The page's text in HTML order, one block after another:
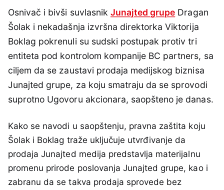
Osnivač i bivši suvlasnik Junajted grupe Dragan
Šolak i nekadašnja izvršna direktorka Viktorija
Boklag pokrenuli su sudski postupak protiv tri
entiteta pod kontrolom kompanije BC partners, sa
ciljem da se zaustavi prodaja medijskog biznisa
Junajted grupe, za koju smatraju da se sprovodi
suprotno Ugovoru akcionara, saopšteno je danas.
Kako se navodi u saopštenju, pravna zaštita koju
Šolak i Boklag traže uključuje utvrđivanje da
prodaja Junajted medija predstavlja materijalnu
promenu prirode poslovanja Junajted grupe, kao i
zabranu da se takva prodaja sprovede bez